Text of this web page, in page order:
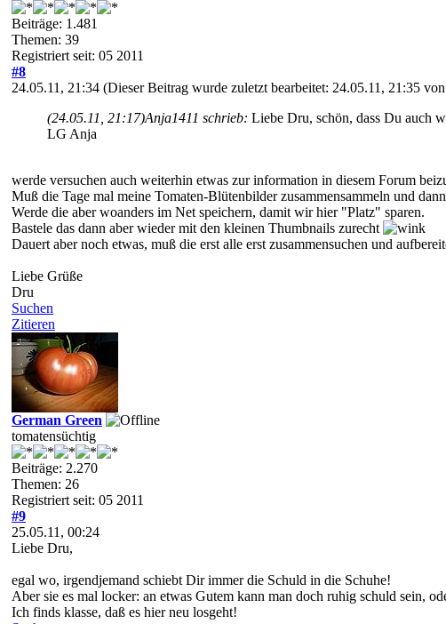
Beiträge: 1.481
Themen: 39
Registriert seit: 05 2011
#8
24.05.11, 21:34 (Dieser Beitrag wurde zuletzt bearbeitet: 24.05.11, 21:35 von
(24.05.11, 21:17)Anja1411 schrieb: Liebe Dru, schön, dass Du auch
LG Anja
werde versuchen auch weiterhin etwas zur information in diesem Forum
Muß die Tage mal meine Tomaten-Blütenbilder zusammensammeln und
Werde die aber woanders im Net speichern, damit wir hier "Platz" sparen.
Bastele das dann aber wieder mit den kleinen Thumbnails zurecht
Dauert aber noch etwas, muß die erst alle erst zusammensuchen und
Liebe Grüße
Dru
Suchen
Zitieren
German Green
tomatensüchtig
Beiträge: 2.270
Themen: 26
Registriert seit: 05 2011
#9
25.05.11, 00:24
Liebe Dru,
egal wo, irgendjemand schiebt Dir immer die Schuld in die Schuhe!
Aber sie es mal locker: an etwas Gutem kann man doch ruhig schuld sein,
Ich finds klasse, daß es hier neu losgeht!